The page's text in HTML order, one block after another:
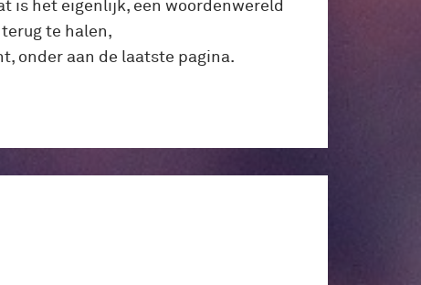
is het eigenlijk, een woordenwereld
te halen,
onder aan de laatste pagina.